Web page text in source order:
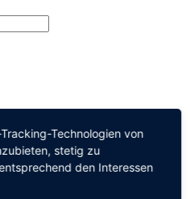
Technologien von
stetig zu
den Interessen